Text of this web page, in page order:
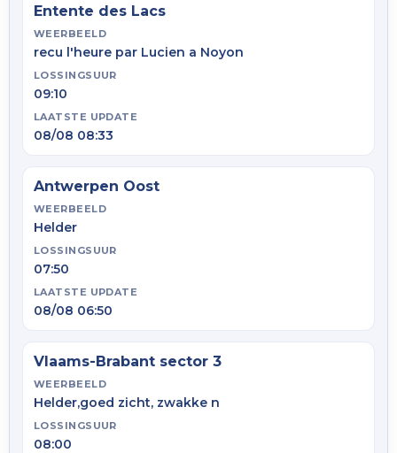
Entente des Lacs
WEERBEELD
recu l'heure par Lucien a Noyon
LOSSINGSUUR
09:10
LAATSTE UPDATE
08/08 08:33
Antwerpen Oost
WEERBEELD
Helder
LOSSINGSUUR
07:50
LAATSTE UPDATE
08/08 06:50
Vlaams-Brabant sector 3
WEERBEELD
Helder,goed zicht, zwakke n
LOSSINGSUUR
08:00